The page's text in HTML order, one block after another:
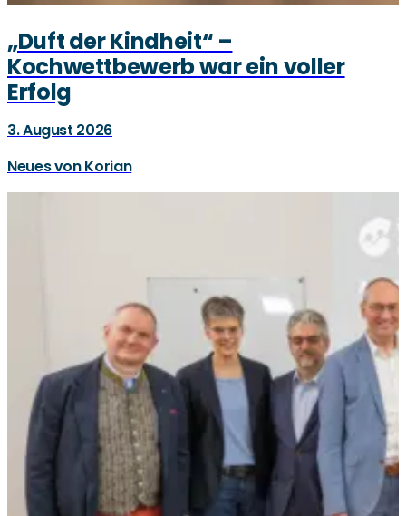
„Duft der Kindheit“ –
Kochwettbewerb war ein voller
Erfolg
3. August 2026
Neues von Korian